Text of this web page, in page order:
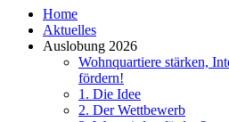
Home
Aktuelles
Auslobung 2026
Wohnquartiere stärken,
fördern!
1. Die Idee
2. Der Wettbewerb